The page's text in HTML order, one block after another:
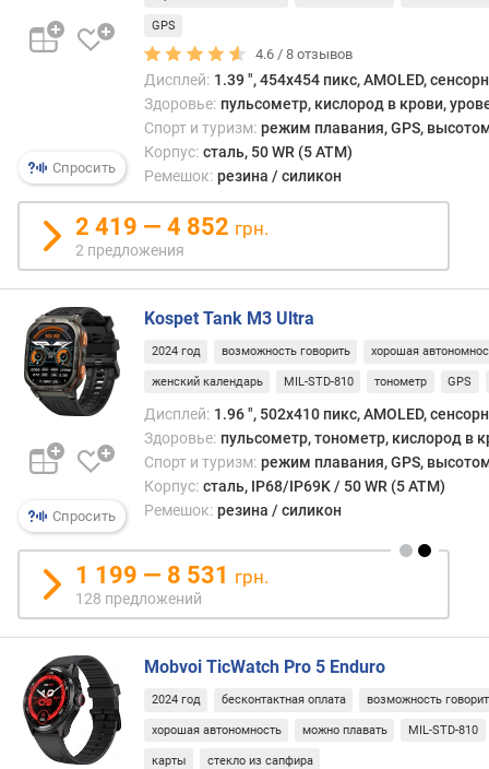
с
в
п
о
р
т
и
в
н
ы
х
р
е
и
м
в
т
ф
о
р
м
Спросить
GPS
4.6 /8 отзывов
Дисплей: 1.39 ", 454x454 пикс, AMOLED,
Здоровье: пульсометр, кислород в крови,
Спорт и туризм: режим плавания, GPS,
Корпус: сталь, 50 WR (5 ATM)
Ремешок: резина / силикон
2 419 — 4 852 грн.
2 предложения
Спросить
Kospet Tank M3 Ultra
2024 год возможность говорить хорошая
женский календарь MIL-STD-810 тонометр GPS
Дисплей: 1.96 ", 502x410 пикс, AMOLED,
Здоровье: пульсометр, тонометр, кислород в
Спорт и туризм: режим плавания, GPS,
Корпус: сталь, IP68/IP69K / 50 WR (5 ATM)
Ремешок: резина / силикон
1 199 — 8 531 грн.
128 предложений
Mobvoi TicWatch Pro 5 Enduro
2024 год бесконтактная оплата возможность
хорошая автономность можно плавать MIL-STD-810
карты стекло из сапфира